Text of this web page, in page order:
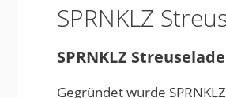
SPRNKLZ
SPRNKLZ
Gegründet wurde